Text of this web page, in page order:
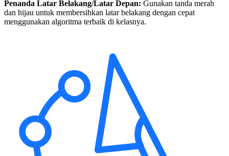
Penanda Latar Belakang/Latar Depan: Gunakan tanda merah
dan hijau untuk membersihkan latar belakang dengan cepat
menggunakan algoritma terbaik di kelasnya.